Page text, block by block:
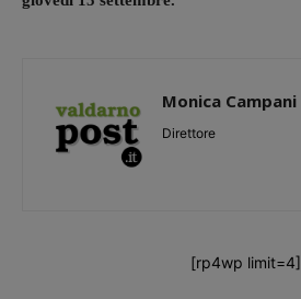
Monica Campani
Direttore
[rp4wp limit=4]